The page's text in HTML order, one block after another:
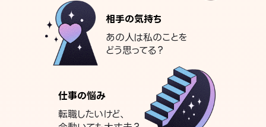
相手の気持ち
あの人は私のことを
どう思ってる？
仕事の悩み
転職したいけど、